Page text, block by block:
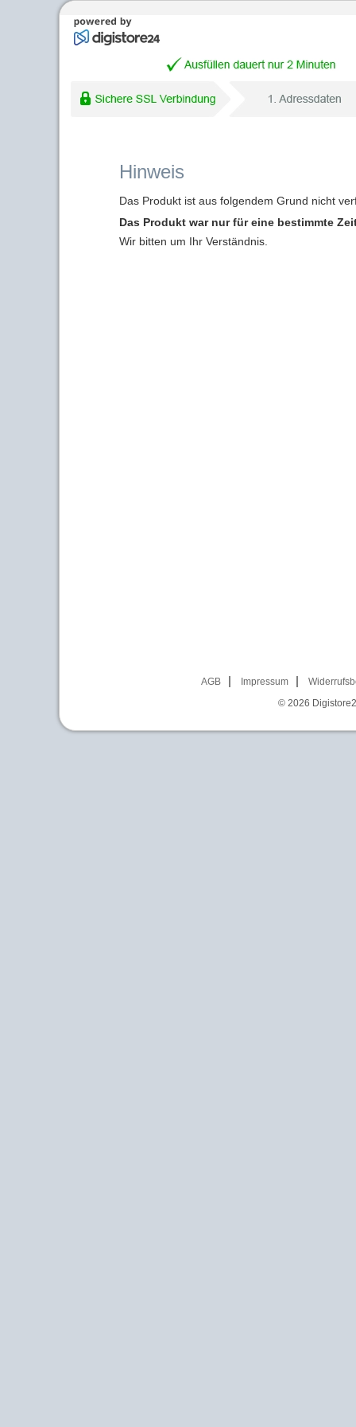
Hinweis
Das Produkt ist aus folgendem Grund nicht
Das Produkt war nur für eine bestimmte
Wir bitten um Ihr Verständnis.
AGB Impressum
© 2026